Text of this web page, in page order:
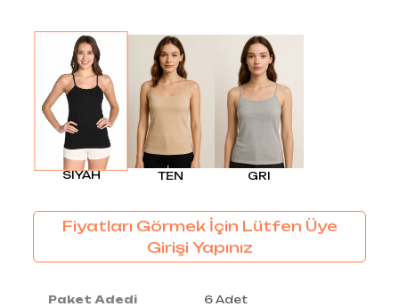
SIYAH TEN GRI
Fiyatları Görmek İçin Lütfen Üye
Girişi Yapınız
Paket Adedi 6 Adet